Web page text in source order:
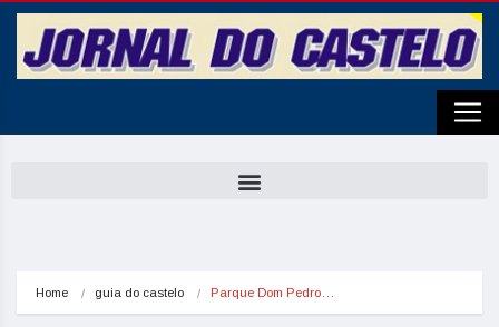
Home guia do castelo Parque Dom Pedro…